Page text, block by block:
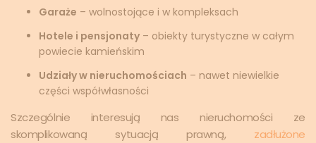
Garaże – wolnostojące i w kompleksach
Hotele i pensjonaty – obiekty turystyczne w całym
powiecie kamieńskim
Udziały w nieruchomościach – nawet niewielkie
części współwłasności
Szczególnie interesują nas nieruchomości ze
skomplikowaną sytuacją prawną, zadłużone